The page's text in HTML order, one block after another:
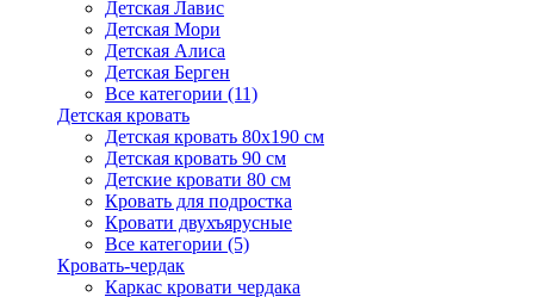
Детская Лавис
Детская Мори
Детская Алиса
Детская Берген
Все категории (11)
Детская кровать
Детская кровать 80х190 см
Детская кровать 90 см
Детские кровати 80 см
Кровать для подростка
Кровати двухъярусные
Все категории (5)
Кровать-чердак
Каркас кровати чердака